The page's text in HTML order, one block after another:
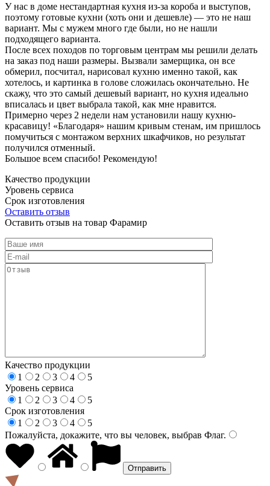
У нас в доме нестандартная кухня из-за короба и выступов,
поэтому готовые кухни (хоть они и дешевле) — это не наш
вариант. Мы с мужем много где были, но не нашли
подходящего варианта.
После всех походов по торговым центрам мы решили делать
на заказ под наши размеры. Вызвали замерщика, он все
обмерил, посчитал, нарисовал кухню именно такой, как
хотелось, и картинка в голове сложилась окончательно. Не
скажу, что это самый дешевый вариант, но кухня идеально
вписалась и цвет выбрала такой, как мне нравится.
Примерно через 2 недели нам установили нашу кухню-
красавицу! «Благодаря» нашим кривым стенам, им пришлось
помучиться с монтажом верхних шкафчиков, но результат
получился отменный.
Большое всем спасибо! Рекомендую!
Качество продукции
Уровень сервиса
Срок изготовления
Оставить отзыв
Оставить отзыв на товар Фарамир
Качество продукции
1
2 3 4
5
Уровень сервиса
1
2 3 4
5
Срок изготовления
1
2 3 4
5
Пожалуйста, докажите, что вы человек, выбрав Флаг.